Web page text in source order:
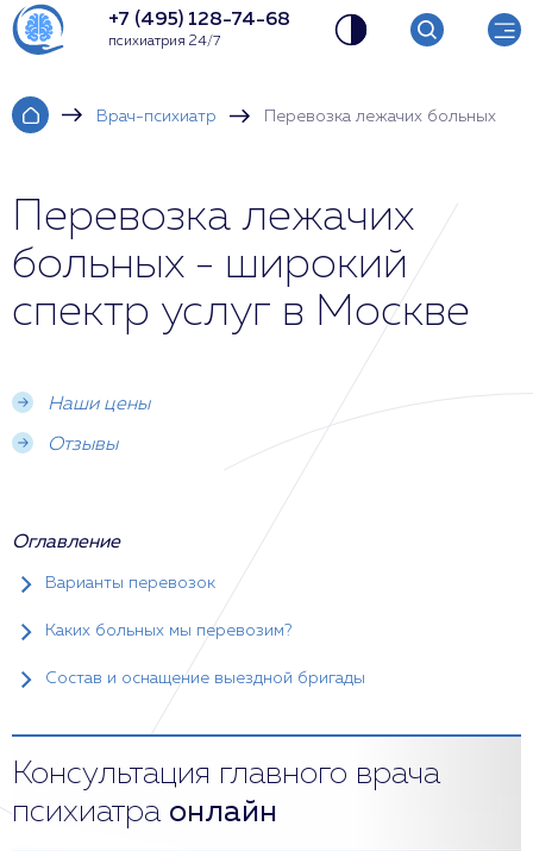
+7 (495) 128-74-68
психиатрия 24/7
Врач-психиатр Перевозка лежачих больных
Перевозка лежачих
больных - широкий
спектр услуг в Москве
Наши цены
Отзывы
Оглавление
Варианты перевозок
Каких больных мы перевозим?
Состав и оснащение выездной бригады
Консультация главного врача
психиатра онлайн